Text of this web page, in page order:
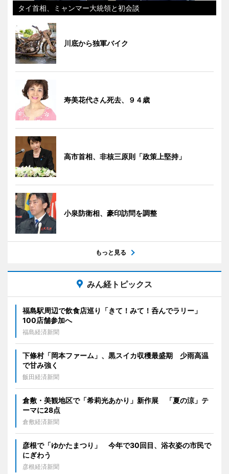
タイ首相、ミャンマー大統領と初会談
川底から独軍バイク
寿美花代さん死去、９４歳
高市首相、非核三原則「政策上堅持」
小泉防衛相、豪印訪問を調整
もっと見る
みん経トピックス
福島駅周辺で飲食店巡り「きて！みて！呑んでラリー」
100店舗参加へ
福島経済新聞
下條村「岡本ファーム」、黒スイカ収穫最盛期 少雨高温
で甘み強く
飯田経済新聞
倉敷・美観地区で「希莉光あかり」新作展 「夏の涼」テ
ーマに28点
倉敷経済新聞
彦根で「ゆかたまつり」 今年で30回目、浴衣姿の市民で
にぎわう
彦根経済新聞